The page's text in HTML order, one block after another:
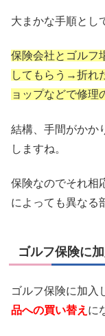
大まかな手順とし
保険会社とゴルフ
してもらう→折れ
ョップなどで修理
結構、手間がかか
しますね。
保険なのでそれ相
によっても異なる
ゴルフ保険に
ゴルフ保険に加入
品への買い替え に